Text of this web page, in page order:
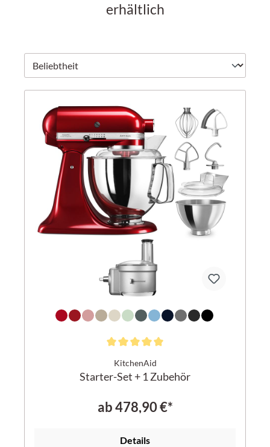
erhältlich
KitchenAid
Starter-Set + 1 Zubehör
ab478,90 €*
Details